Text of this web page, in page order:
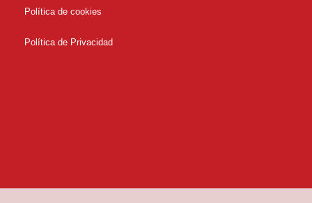
Política de cookies
Política de Privacidad